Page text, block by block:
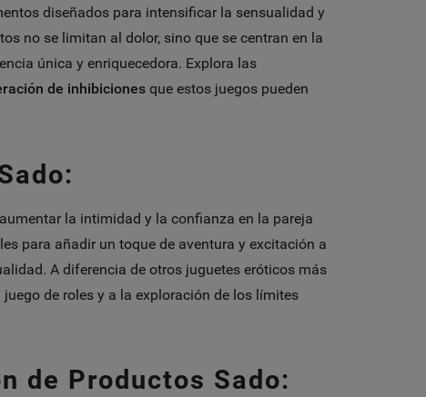
diseñados para intensificar la sensualidad y
no se limitan al dolor, sino que se centran en la
única y enriquecedora. Explora las
de inhibicionesque estos juegos pueden
la intimidad y la confianza en la pareja
para añadir un toque de aventura y excitación a
A diferencia de otros juguetes eróticos más
de roles y a la exploración de los límites
de Productos Sado: